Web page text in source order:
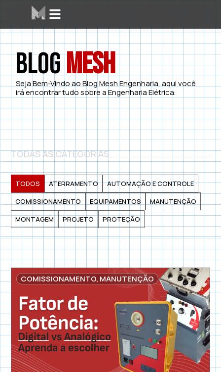
BlogMesh
Seja Bem-Vindo ao Blog Mesh Engenharia, aqui você
irá encontrar tudo sobre a Engenharia Elétrica.
TODAS AS CATEGORIAS
ATERRAMENTO
AUTOMAÇÃO E CONTROLE
COMISSIONAMENTO
EQUIPAMENTOS
MANUTENÇÃO
MONTAGEM
PROJETO PROTEÇÃO
TODOS
COMISSIONAMENTO, MANUTENÇÃO